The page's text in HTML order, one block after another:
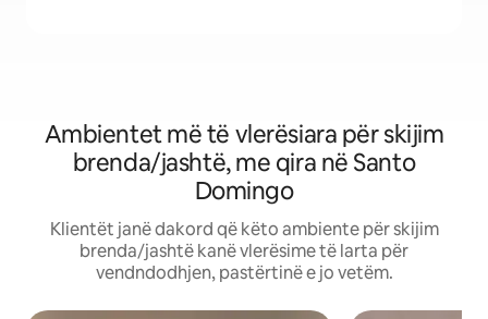
Ambientet më të vlerësiara për skijim
brenda/jashtë, me qira në Santo
Domingo
Klientët janë dakord që këto ambiente për skijim
brenda/jashtë kanë vlerësime të larta për
vendndodhjen, pastërtinë e jo vetëm.